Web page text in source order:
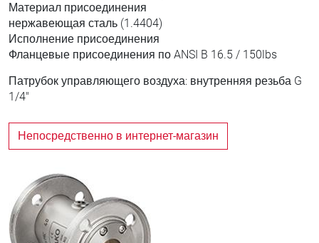
Материал присоединения
нержавеющая сталь (1.4404)
Исполнение присоединения
Фланцевые присоединения по ANSI B 16.5 / 150lbs
Патрубок управляющего воздуха: внутренняя резьба G
1/4"
Непосредственно в интернет-магазин